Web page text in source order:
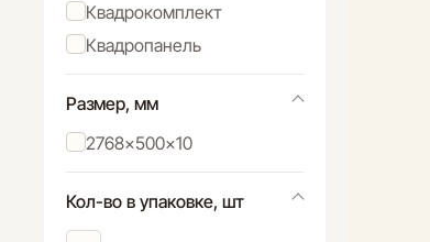
Квадрокомплект
Квадропанель
Размер, мм
2768×500×10
Кол-во в упаковке, шт